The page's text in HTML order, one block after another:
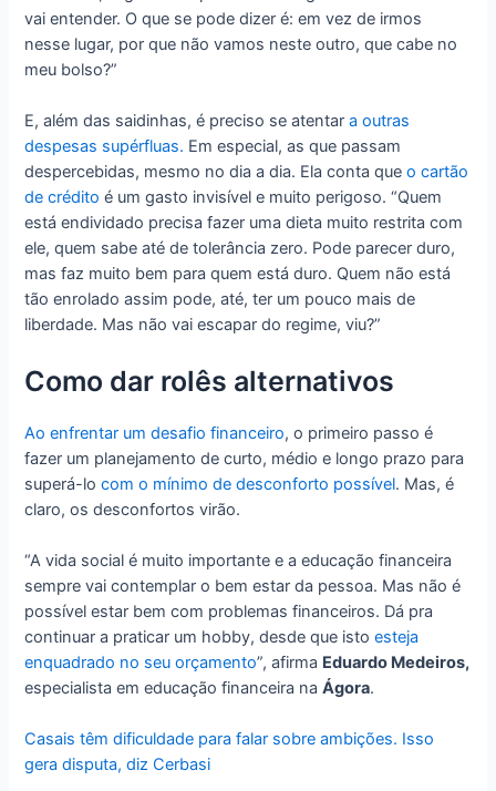
vai entender. O que se pode dizer é: em vez de irmos
nesse lugar, por que não vamos neste outro, que cabe no
meu bolso?”
E, além das saidinhas, é preciso se atentara outras
despesas supérfluas. Em especial, as que passam
despercebidas, mesmo no dia a dia. Ela conta queo cartão
de crédito é um gasto invisível e muito perigoso. “Quem
está endividado precisa fazer uma dieta muito restrita com
ele, quem sabe até de tolerância zero. Pode parecer duro,
mas faz muito bem para quem está duro. Quem não está
tão enrolado assim pode, até, ter um pouco mais de
liberdade. Mas não vai escapar do regime, viu?”
Como dar rolês alternativos
Ao enfrentar um desafio financeiro, o primeiro passo é
fazer um planejamento de curto, médio e longo prazo para
superá-locom o mínimo de desconforto possível. Mas, é
claro, os desconfortos virão.
“A vida social é muito importante e a educação financeira
sempre vai contemplar o bem estar da pessoa. Mas não é
possível estar bem com problemas financeiros. Dá pra
continuar a praticar um hobby, desde que istoesteja
enquadrado no seu orçamento”, afirma Eduardo Medeiros,
especialista em educação financeira naÁgora.
Casais têm dificuldade para falar sobre ambições. Isso
gera disputa, diz Cerbasi